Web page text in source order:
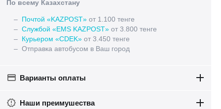
По всему Казахстану
– Почтой «KAZPOST» от 1.100 тенге
– Службой «EMS KAZPOST» от 3.800 тенге
– Курьером «CDEK» от 3.450 тенге
– Отправка автобусом в Ваш город
Варианты оплаты
Наши преимушества